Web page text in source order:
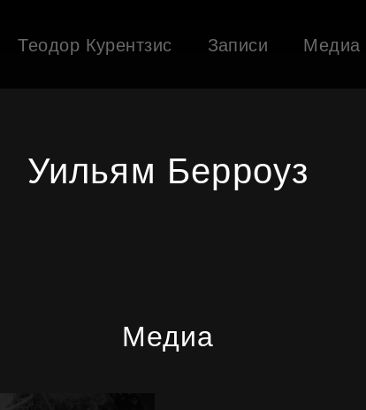
Теодор Курентзис Записи
Медиа
Уильям Берроуз
Медиа